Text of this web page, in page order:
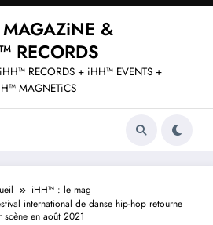
&
RECORDS
RECORDS + iHH™ EVENTS +
MAGNETiCS
iHH™ : le mag
international de danse hip-hop retourne
scène en août 2021